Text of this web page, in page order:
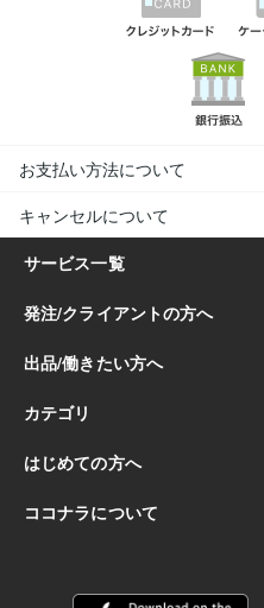
お支払い方法について
キャンセルについて